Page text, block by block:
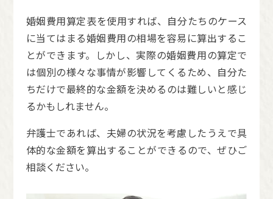
婚姻費用算定表を使用すれば、自分たちのケース
に当てはまる婚姻費用の相場を容易に算出するこ
とができます。しかし、実際の婚姻費用の算定で
は個別の様々な事情が影響してくるため、自分た
ちだけで最終的な金額を決めるのは難しいと感じ
るかもしれません。
弁護士であれば、夫婦の状況を考慮したうえで具
体的な金額を算出することができるので、ぜひご
相談ください。